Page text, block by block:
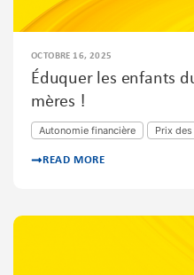
OCTOBRE 16, 2025
Éduquer les enfants
mères !
Autonomie financière Prix
READ MORE